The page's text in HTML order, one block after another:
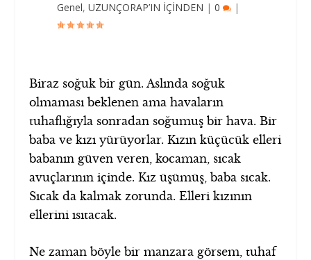
Genel,UZUNÇORAP’IN İÇİNDEN |0 |
Biraz soğuk bir gün. Aslında soğuk
olmaması beklenen ama havaların
tuhaflığıyla sonradan soğumuş bir hava. Bir
baba ve kızı yürüyorlar. Kızın küçücük elleri
babanın güven veren, kocaman, sıcak
avuçlarının içinde. Kız üşümüş, baba sıcak.
Sıcak da kalmak zorunda. Elleri kızının
ellerini ısıtacak.
Ne zaman böyle bir manzara görsem, tuhaf